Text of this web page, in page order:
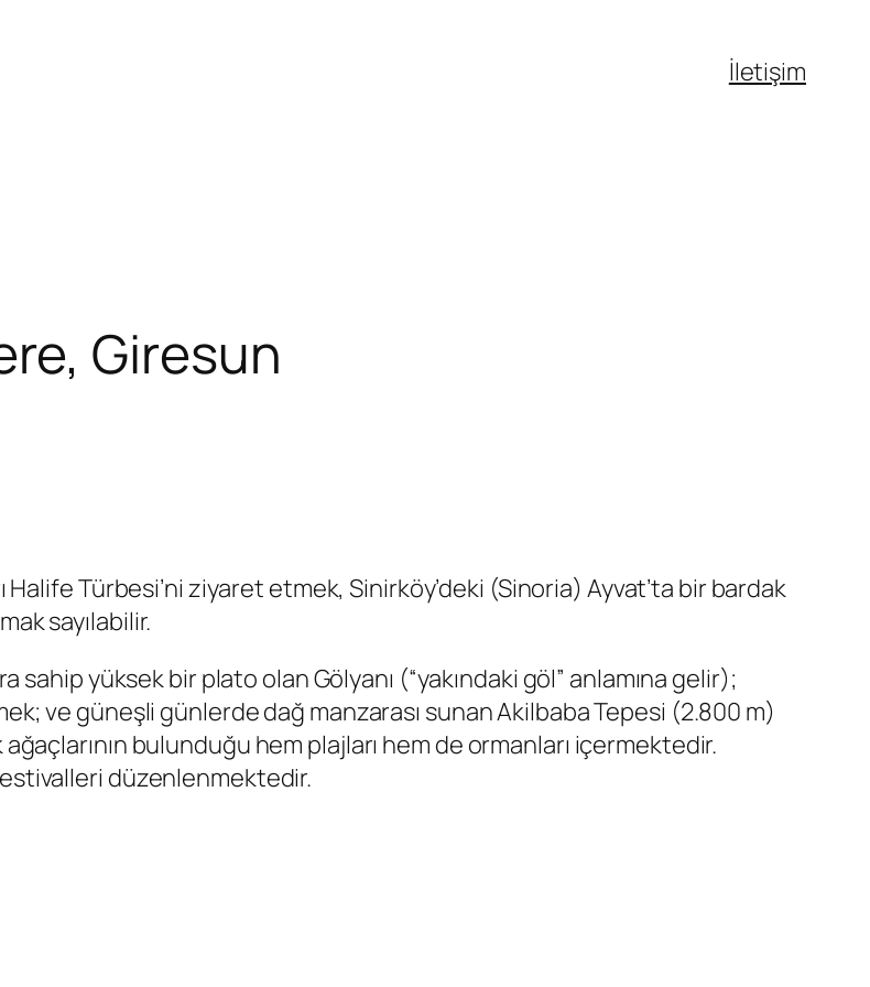
İletişim
Giresun
Halife Türbesi’ni ziyaret etmek, Sinirköy’deki (Sinoria) Ayvat’ta bir bardak
sayılabilir.
yüksek bir plato olan Gölyanı (“yakındaki göl” anlamına gelir);
ve güneşli günlerde dağ manzarası sunan Akilbaba Tepesi (2.800 m)
ağaçlarının bulunduğu hem plajları hem de ormanları içermektedir.
düzenlenmektedir.